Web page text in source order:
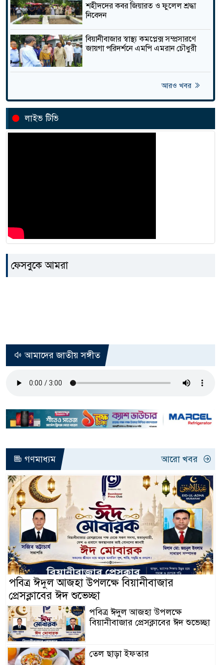
জনবল ও জন্মনিয়ন্ত্রণ সামগ্রীর
সংকটে বিয়ানীবাজারে বেড়েছে
জন্মহার
তাজা
জগন্নাথপু‌রে নৌকা ডু‌বি‌তে ২ জনের
তাজা
শহীদদের কবর জিয়ারত ও ফুলেল শ্রদ্ধা
নিবেদন
বিয়ানীবাজার স্বাস্থ্য কমপ্লেক্স সম্প্রসারণে
জায়গা পরিদর্শনে এমপি এমরান চৌধুরী
আরও খবর
লাইভ টিভি
ফেসবুকে আমরা
আমাদের জাতীয় সঙ্গীত
গণমাধ্যম আরো খবর
পবিত্র ঈদুল আজহা উপলক্ষে বিয়ানীবাজার
প্রেসক্লাবের ঈদ শুভেচ্ছা
পবিত্র ঈদুল আজহা উপলক্ষে
বিয়ানীবাজার প্রেসক্লাবের ঈদ শুভেচ্ছা
তেল ছাড়া ইফতার